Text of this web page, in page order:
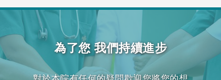
為了您 我們持續進步